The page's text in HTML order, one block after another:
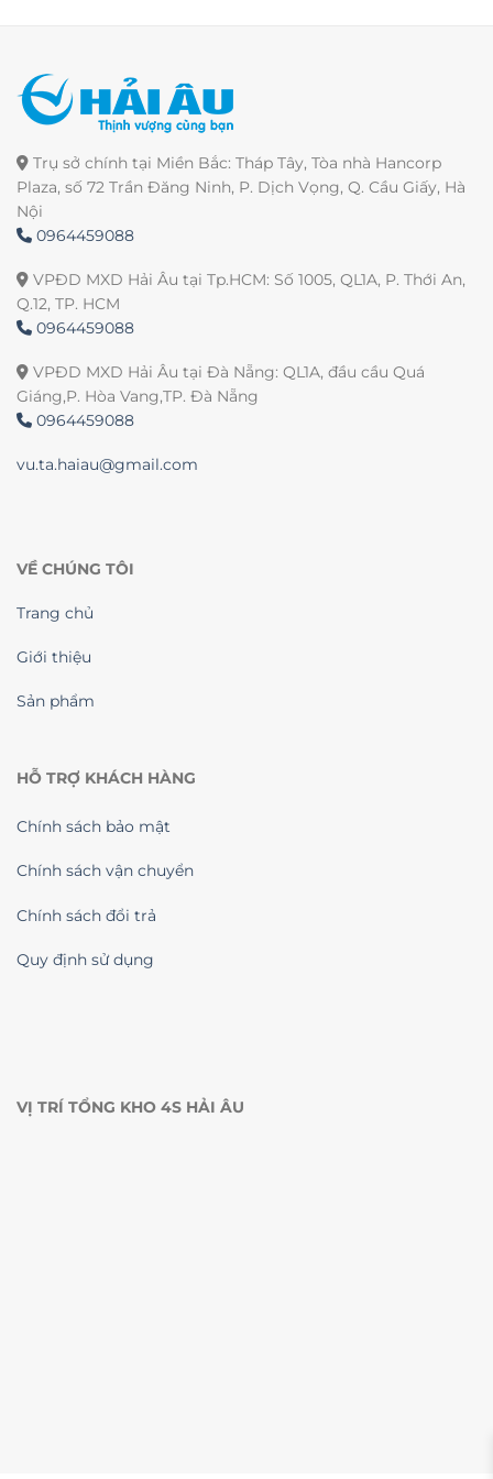
Trụ sở chính tại Miền Bắc: Tháp Tây, Tòa nhà Hancorp
Plaza, số 72 Trần Đăng Ninh, P. Dịch Vọng, Q. Cầu Giấy, Hà
Nội
0964459088
VPĐD MXD Hải Âu tại Tp.HCM: Số 1005, QL1A, P. Thới An,
Q.12, TP. HCM
0964459088
VPĐD MXD Hải Âu tại Đà Nẵng: QL1A, đầu cầu Quá
Giáng,P. Hòa Vang,TP. Đà Nẵng
0964459088
vu.ta.haiau@gmail.com
VỀ CHÚNG TÔI
Trang chủ
Giới thiệu
Sản phẩm
HỖ TRỢ KHÁCH HÀNG
Chính sách bảo mật
Chính sách vận chuyển
Chính sách đổi trả
Quy định sử dụng
VỊ TRÍ TỔNG KHO 4S HẢI ÂU